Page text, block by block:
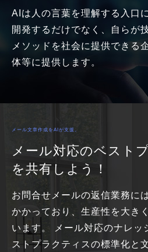
AIは人の言葉を理解する入口
開発するだけでなく、自らが
メソッドを社会に提供できる
体等に提供します。
メール文章作成をAIが支援。
メール対応のベスト
を共有しよう！
お問合せメールの返信業務に
かかっており、生産性を大き
います。 メール対応のナレッ
ストプラクティスの標準化と